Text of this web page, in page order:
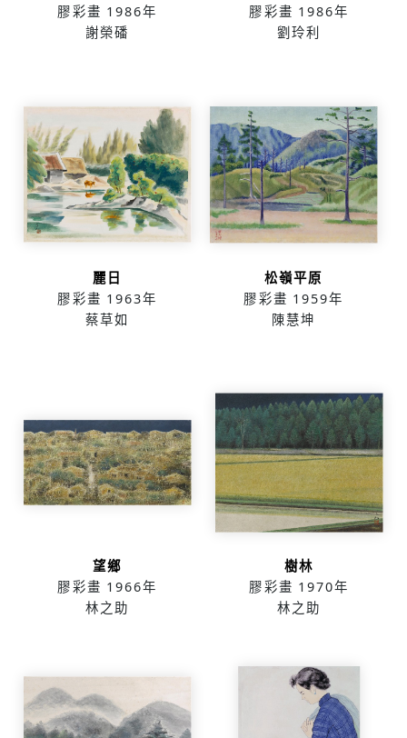
膠彩畫 1986年
謝榮磻
膠彩畫 1986年
劉玲利
麗日
膠彩畫 1963年
蔡草如
松嶺平原
膠彩畫 1959年
陳慧坤
望鄉
膠彩畫 1966年
林之助
樹林
膠彩畫 1970年
林之助